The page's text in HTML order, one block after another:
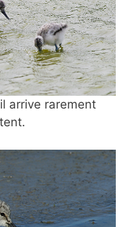
arrive rarement